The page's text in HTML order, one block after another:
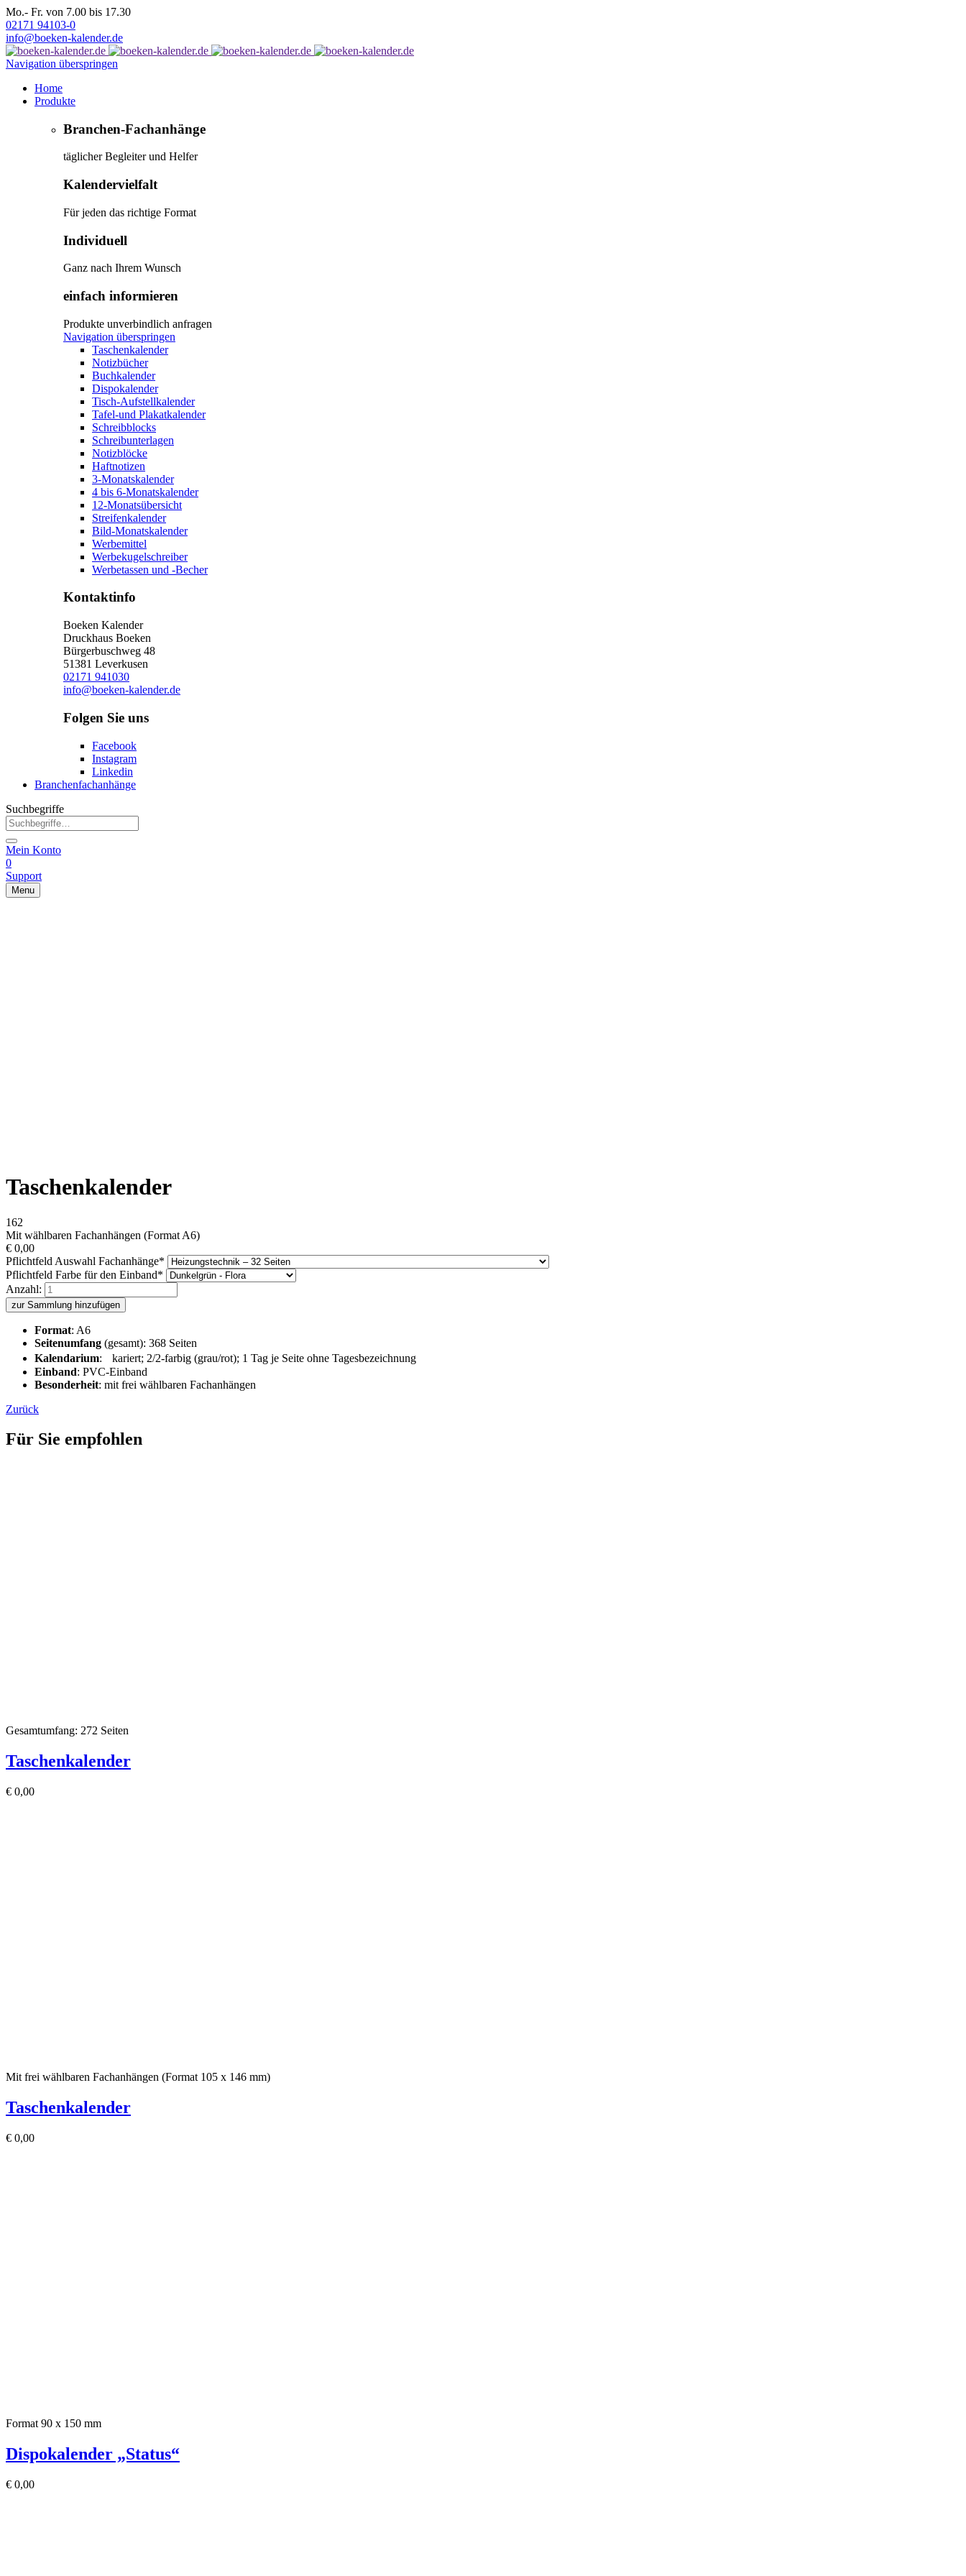
Mo.- Fr. von 7.00 bis 17.30
02171 94103-0
info@boeken-kalender.de
Navigation überspringen
Home
Produkte
Branchen-Fachanhänge
täglicher Begleiter und Helfer
Kalendervielfalt
Für jeden das richtige Format
Individuell
Ganz nach Ihrem Wunsch
einfach informieren
Produkte unverbindlich anfragen
Navigation überspringen
Taschenkalender
Notizbücher
Buchkalender
Dispokalender
Tisch-Aufstellkalender
Tafel-und Plakatkalender
Schreibblocks
Schreibunterlagen
Notizblöcke
Haftnotizen
3-Monatskalender
4 bis 6-Monatskalender
12-Monatsübersicht
Streifenkalender
Bild-Monatskalender
Werbemittel
Werbekugelschreiber
Werbetassen und -Becher
Kontaktinfo
Boeken Kalender
Druckhaus Boeken
Bürgerbuschweg 48
51381 Leverkusen
02171 941030
info@boeken-kalender.de
Folgen Sie uns
Facebook
Instagram
Linkedin
Branchenfachanhänge
Suchbegriffe
Mein Konto
0
Support
Menu
Taschenkalender
162
Mit wählbaren Fachanhängen (Format A6)
€ 0,00
Pflichtfeld Auswahl Fachanhänge*
Pflichtfeld Farbe für den Einband*
Anzahl:
zur Sammlung hinzufügen
Format: A6
Seitenumfang (gesamt): 368 Seiten
Kalendarium: kariert; 2/2-farbig (grau/rot); 1 Tag je Seite ohne Tagesbezeichnung
Einband: PVC-Einband
Besonderheit: mit frei wählbaren Fachanhängen
Zurück
Für Sie empfohlen
Gesamtumfang: 272 Seiten
Taschenkalender
€ 0,00
Mit frei wählbaren Fachanhängen (Format 105 x 146 mm)
Taschenkalender
€ 0,00
Format 90 x 150 mm
Dispokalender „Status“
€ 0,00